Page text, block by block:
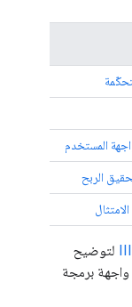
المستخدم
الربح
لتوضيح
واجهة برمجة